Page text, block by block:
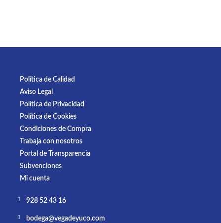
Política de Calidad
Aviso Legal
Política de Privacidad
Política de Cookies
Condiciones de Compra
Trabaja con nosotros
Portal de Transparencia
Subvenciones
Mi cuenta
928 52 43 16
bodega@vegadeyuco.com